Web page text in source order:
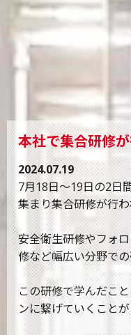
本社で集合研修
2024.07.19
7月18日～19日の2日
集まり集合研修が行
安全衛生研修やフォ
修など幅広い分野で
この研修で学んだこ
ンに繋げていくことが